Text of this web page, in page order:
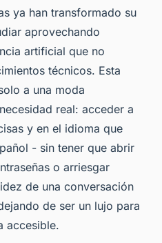
ya han transformado su
aprovechando
artificial que no
técnicos. Esta
a una moda
real: acceder a
y en el idioma que
- sin tener que abrir
o arriesgar
de una conversación
de ser un lujo para
accesible.